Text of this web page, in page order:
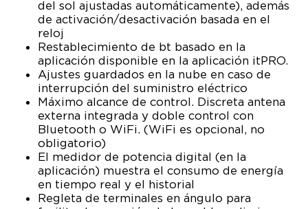
del sol ajustadas automáticamente), además
de activación/desactivación basada en el
reloj
Restablecimiento de bt basado en la
aplicación disponible en la aplicación itPRO.
Ajustes guardados en la nube en caso de
interrupción del suministro eléctrico
Máximo alcance de control. Discreta antena
externa integrada y doble control con
Bluetooth o WiFi. (WiFi es opcional, no
obligatorio)
El medidor de potencia digital (en la
aplicación) muestra el consumo de energía
en tiempo real y el historial
Regleta de terminales en ángulo para